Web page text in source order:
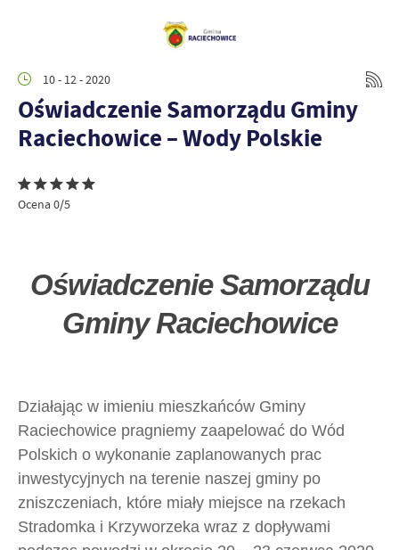
10 - 12 - 2020
Oświadczenie Samorządu Gminy
Raciechowice – Wody Polskie
Ocena 0/5
Oświadczenie Samorządu
Gminy Raciechowice
Działając w imieniu mieszkańców Gminy
Raciechowice pragniemy zaapelować do Wód
Polskich o wykonanie zaplanowanych prac
inwestycyjnych na terenie naszej gminy po
zniszczeniach, które miały miejsce na rzekach
Stradomka i Krzyworzeka wraz z dopływami